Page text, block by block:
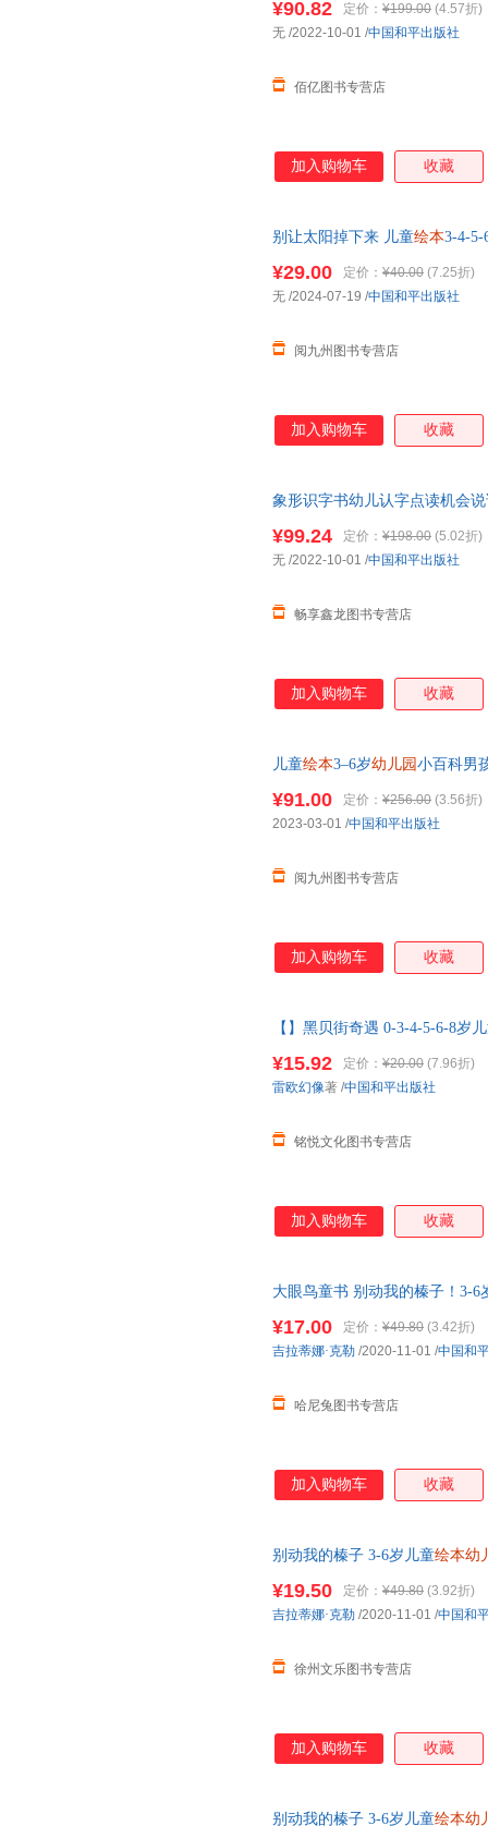
请放心下单，本店所有商品均
¥90.82 定价： ¥199.00 (4.57折)
佰亿图书专营店
无 /2022-10-01 /中国和平出版社
加入购物车 收藏
别让太阳掉下来 儿童绘本3-4-
¥29.00 定价： ¥40.00 (7.25折)
阅九州图书专营店
无 /2024-07-19 /中国和平出版社
加入购物车 收藏
象形识字书幼儿认字点读机会
可开发票 如需请联系在线小当
¥99.24 定价： ¥198.00 (5.02折)
畅享鑫龙图书专营店
无 /2022-10-01 /中国和平出版社
加入购物车 收藏
儿童绘本3–6岁幼儿园 小百科男
¥91.00 定价： ¥256.00 (3.56折)
阅九州图书专营店
2023-03-01 /中国和平出版社
加入购物车 收藏
【】黑贝街奇遇 0-3-4-5-6-8岁
¥15.92 定价： ¥20.00 (7.96折)
铭悦文化图书专营店
雷欧幻像著 /中国和平出版社
加入购物车 收藏
大眼鸟童书 别动我的榛子！3-6
¥17.00 定价： ¥49.80 (3.42折)
哈尼兔图书专营店
吉拉蒂娜·克勒 /2020-11-01 /中国和
加入购物车 收藏
别动我的榛子 3-6岁儿童绘本幼
¥19.50 定价： ¥49.80 (3.92折)
徐州文乐图书专营店
吉拉蒂娜·克勒 /2020-11-01 /中国和
加入购物车 收藏
别动我的榛子 3-6岁儿童绘本幼